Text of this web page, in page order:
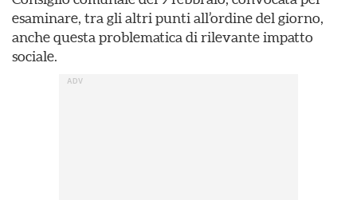
esaminare, tra gli altri punti all’ordine del giorno,
anche questa problematica di rilevante impatto
sociale.